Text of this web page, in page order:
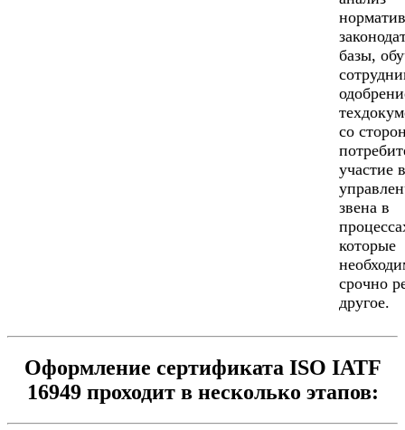
базы,
со
участие
звена в
которые
срочно
другое.
Оформление сертификата ISO IATF
16949 проходит в несколько этапов: